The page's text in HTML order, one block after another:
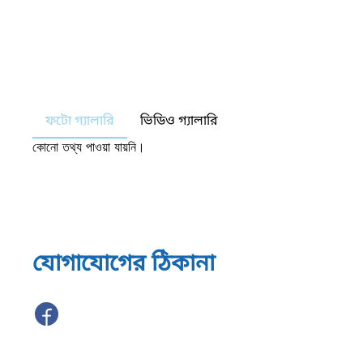
ফটো গ্যালারি ভিডিও গ্যালারি
কোনো তথ্য পাওয়া যায়নি।
যোগাযোগের ঠিকানা